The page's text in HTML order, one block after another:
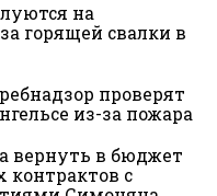
на
горящей свалки в
проверят
из-за пожара
вернуть в бюджет
контрактов с